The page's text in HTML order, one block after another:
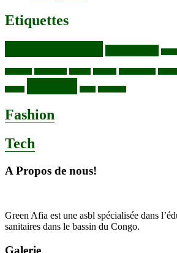
Etiquettes
Fashion
Tech
A Propos de nous!
Green Afia est une asbl spécialisée dans
sanitaires dans le bassin du Congo.
Galerie